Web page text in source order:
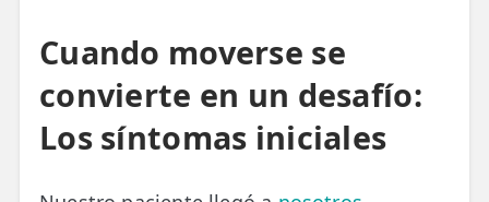
👶 Fisioterapia Pediátrica
TRATAMIENTOS
✅ Punción Seca
✅ Ondas de Choque
Cuando moverse se
convierte en un desafío:
Los síntomas iniciales